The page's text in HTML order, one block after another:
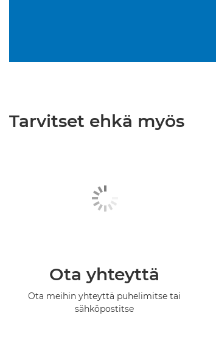
Tarvitset ehkä myös
Ota yhteyttä
Ota meihin yhteyttä puhelimitse tai
sähköpostitse